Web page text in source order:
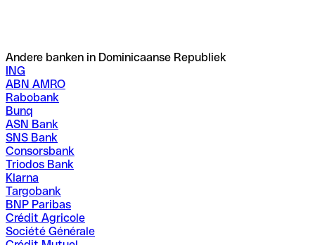
Andere banken in Dominicaanse Republiek
ING
ABN AMRO
Rabobank
Bunq
ASN Bank
SNS Bank
Consorsbank
Triodos Bank
Klarna
Targobank
BNP Paribas
Crédit Agricole
Société Générale